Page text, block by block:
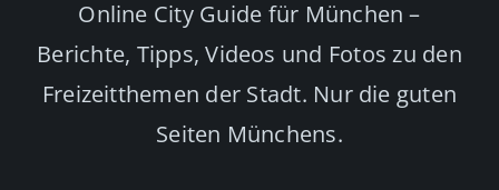
Online City Guide für München –
Berichte, Tipps, Videos und Fotos zu den
Freizeitthemen der Stadt. Nur die guten
Seiten Münchens.